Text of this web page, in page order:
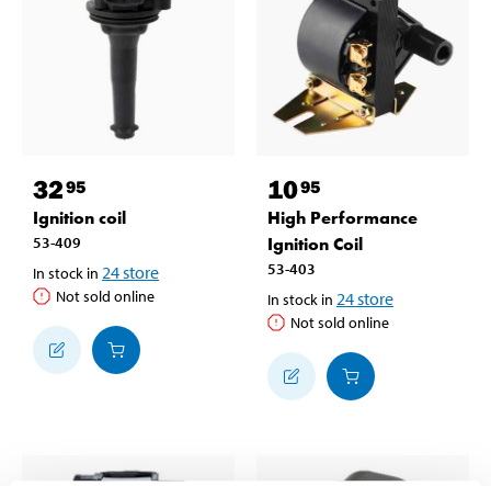
3295
Ignition coil
53-409
In stock in 24store
Not sold online
1095
High Performance
Ignition Coil
53-403
In stock in 24store
Not sold online